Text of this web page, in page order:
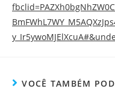
VOCÊ TAMBÉM